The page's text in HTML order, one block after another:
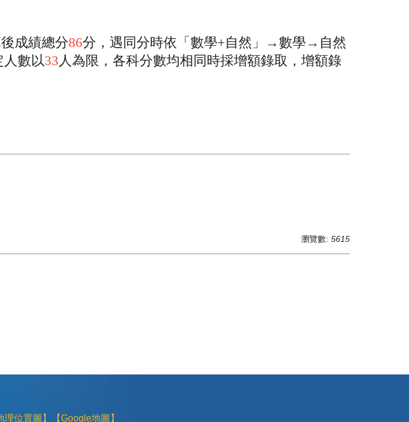
成績總分86分，遇同分時依 「數學+自然」→數學→自然
數以33人為限，各科分數均相同時採增額錄取，增額錄
瀏覽數: 5615
理位置圖】 【Google地圖】